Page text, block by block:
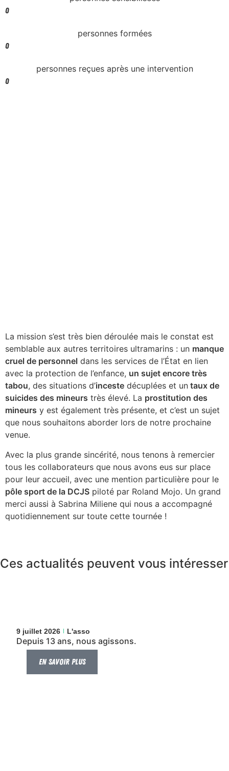
0
personnes formées
0
personnes reçues après une intervention
0
La mission s’est très bien déroulée mais le constat est
semblable aux autres territoires ultramarins : un manque
cruel de personnel dans les services de l’État en lien
avec la protection de l’enfance, un sujet encore très
tabou, des situations d’inceste décuplées et un taux de
suicides des mineurs très élevé. La prostitution des
mineurs y est également très présente, et c’est un sujet
que nous souhaitons aborder lors de notre prochaine
venue.
Avec la plus grande sincérité, nous tenons à remercier
tous les collaborateurs que nous avons eus sur place
pour leur accueil, avec une mention particulière pour le
pôle sport de la DCJS piloté par Roland Mojo. Un grand
merci aussi à Sabrina Miliene qui nous a accompagné
quotidiennement sur toute cette tournée !
Ces actualités peuvent vous intéresser
9 juillet 2026 L'asso
Depuis 13 ans, nous agissons.
En savoir plus